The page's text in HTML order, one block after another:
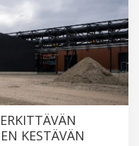
KESTÄVÄN